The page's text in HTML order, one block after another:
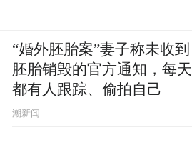
“婚外胚胎案”妻子称未收到
胚胎销毁的官方通知，每天
都有人跟踪、偷拍自己
潮新闻